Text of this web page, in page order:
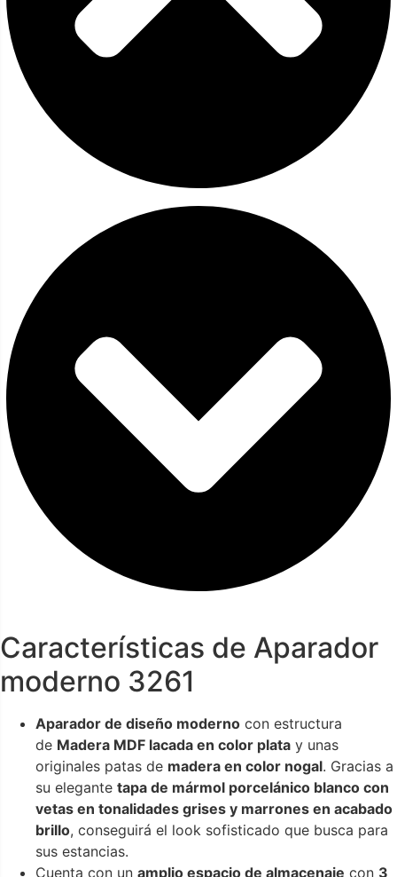
Características de Aparador
moderno 3261
Aparador de diseño moderno con estructura
de Madera MDF lacada en color plata y unas
originales patas de madera en color nogal. Gracias a
su elegante tapa de mármol porcelánico blanco con
vetas en tonalidades grises y marrones en acabado
brillo, conseguirá el look sofisticado que busca para
sus estancias.
Cuenta con un amplio espacio de almacenaje con 3